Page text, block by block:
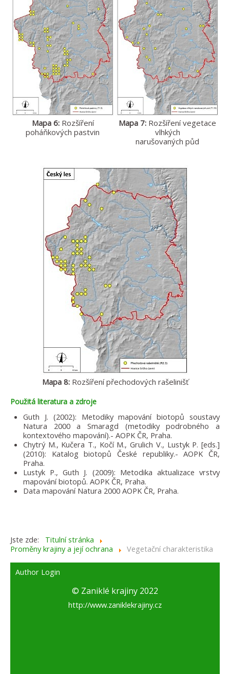
Mapa 6:Rozšíření
poháňkových pastvin
Mapa 7: Rozšíření vegetace
vlhkých
narušovaných půd
Mapa 8:Rozšíření přechodových rašelinišť
Použitá literatura a zdroje
Guth J. (2002): Metodiky mapování biotopů soustavy
Natura 2000 a Smaragd (metodiky podrobného a
kontextového mapování).- AOPK ČR, Praha.
Chytrý M., Kučera T., Kočí M., Grulich V., Lustyk P. [eds.]
(2010): Katalog biotopů České republiky.- AOPK ČR,
Praha.
Lustyk P., Guth J. (2009): Metodika aktualizace vrstvy
mapování biotopů. AOPK ČR, Praha.
Data mapování Natura 2000 AOPK ČR, Praha.
Jste zde:
Titulní stránka
Proměny krajiny a její ochrana
Vegetační charakteristika
Author Login
© Zaniklé krajiny 2022
http://www.zaniklekrajiny.cz